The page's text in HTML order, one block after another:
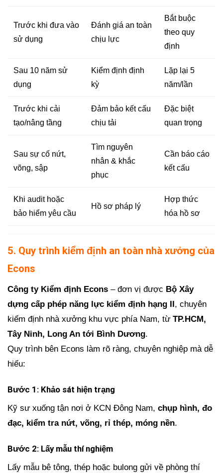
Trước khi đưa vào
sử dụng
Đánh giá an toàn
chịu lực
Bắt buộc
theo quy
định
Sau 10 năm sử
dụng
Kiểm định định
kỳ
Lặp lại 5
năm/lần
Trước khi cải
tạo/nâng tầng
Đảm bảo kết cấu
chịu tải
Đặc biệt
quan trọng
Sau sự cố nứt,
võng, sập
Tìm nguyên
nhân & khắc
phục
Cần báo cáo
kết cấu
Khi audit hoặc
bảo hiểm yêu cầu
Hồ sơ pháp lý
Hợp thức
hóa hồ sơ
5. Quy trình kiểm định an toàn nhà xưởng của
Econs
Công ty Kiểm định Econs – đơn vị được Bộ Xây
dựng cấp phép năng lực kiểm định hạng II , chuyên
kiểm định nhà xưởng khu vực phía Nam, từ TP.HCM,
Tây Ninh, Long An tới Bình Dương.
Quy trình bên Econs làm rõ ràng, chuyên nghiệp mà dễ
hiểu:
Bước 1: Khảo sát hiện trạng
Kỹ sư xuống tận nơi ở KCN Đông Nam, chụp hình, đo
đạc, kiểm tra nứt, võng, rỉ thép, móng nền.
Bước 2: Lấy mẫu thí nghiệm
Lấy mẫu bê tông, thép hoặc bulong gửi về phòng thí